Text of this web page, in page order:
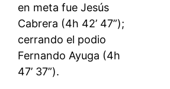
en meta fue Jesús
Cabrera (4h 42’ 47”);
cerrando el podio
Fernando Ayuga (4h
47’ 37”).